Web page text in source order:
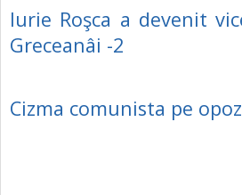
Iurie Roşca a devenit
Greceanâi -2
Cizma comunista pe